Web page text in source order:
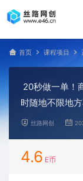
首页 课程项目
20秒做一单！
时随地不限地
丝路网创
4.6 E币